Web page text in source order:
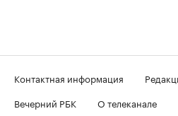
Контактная информация
Вечерний РБК
О телеканале